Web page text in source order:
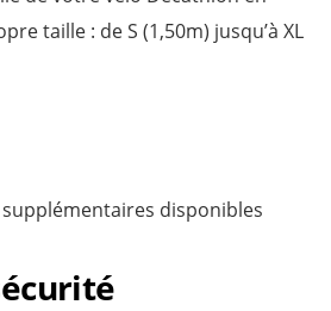
taille : de S (1,50m) jusqu’à XL
disponibles